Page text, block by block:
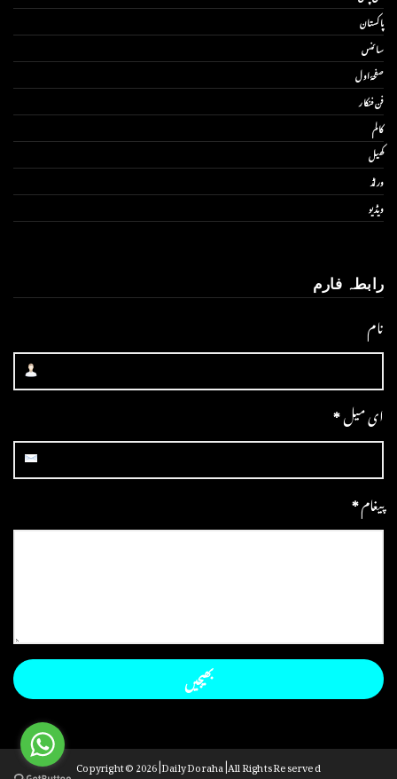
پاکستان
سائنس
صفحۂ اول
فن فنکار
کالم
کھیل
ورلڈ
ویڈیو
رابطہ فارم
نام
ای میل*
پیغام*
Copyright ©2026 | Daily Doraha | All Rights Reserved